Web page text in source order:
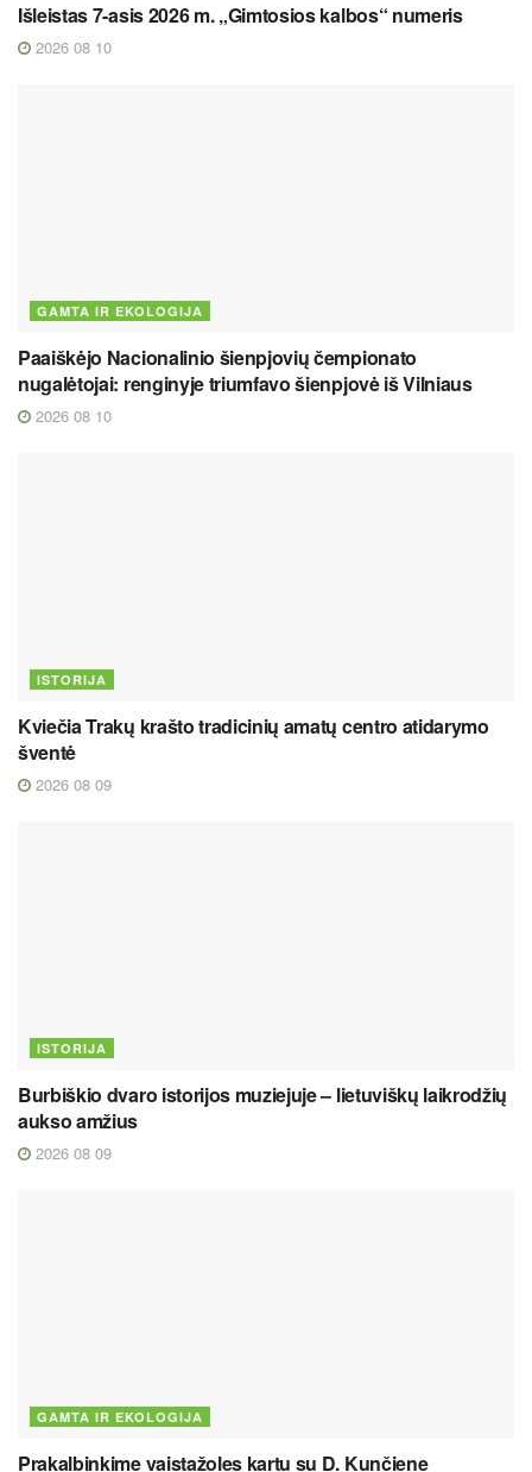
Išleistas 7-asis 2026 m. „Gimtosios kalbos“ numeris
2026 08 10
GAMTA IR EKOLOGIJA
Paaiškėjo Nacionalinio šienpjovių čempionato
nugalėtojai: renginyje triumfavo šienpjovė iš Vilniaus
2026 08 10
ISTORIJA
Kviečia Trakų krašto tradicinių amatų centro atidarymo
šventė
2026 08 09
ISTORIJA
Burbiškio dvaro istorijos muziejuje – lietuviškų laikrodžių
aukso amžius
2026 08 09
GAMTA IR EKOLOGIJA
Prakalbinkime vaistažoles kartu su D. Kunčiene